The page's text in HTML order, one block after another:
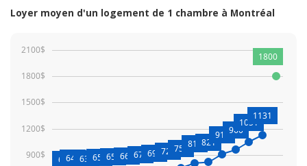
Loyer moyen d'un logement de 1 chambre à Montréal
900$
1200$
1500$
1800$
2100$
627641637651655668679698 720754810821
912 960
1051
1131
1800